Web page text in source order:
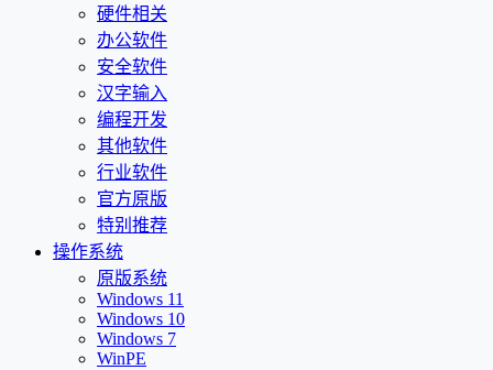
硬件相关
办公软件
安全软件
汉字输入
编程开发
其他软件
行业软件
官方原版
特别推荐
操作系统
原版系统
Windows 11
Windows 10
Windows 7
WinPE